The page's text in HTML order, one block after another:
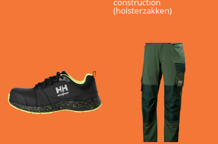
construction
(holsterzakken)